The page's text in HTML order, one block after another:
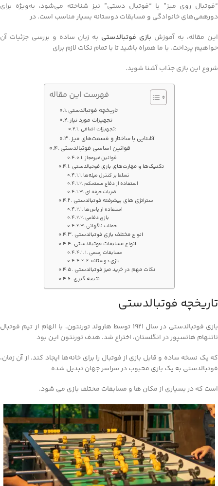
“فوتبال روی میز” یا “فوتبال دستی” نیز شناخته می‌شود، به‌ویژه برای
دورهمی‌های خانوادگی و مسابقات دوستانه بسیار مناسب است. در
این مقاله، به آموزش بازی فوتبالدستی به زبان ساده و بررسی جزئیات آن
خواهیم پرداخت. با ما همراه باشید تا با تمام نکات لازم برای
شروع این بازی جذاب آشنا شوید.
فهرست این مقاله
تاریخچه فوتبالدستی
تجهیزات مورد نیاز
تجهیزات اضافی:
آشنایی با ساختار و قسمت‌های میز
قوانین اساسی فوتبالدستی
قوانین غیرمجاز
تکنیک‌ها و مهارت‌های بازی فوتبالدستی
تسلط بر کنترل میله‌ها
استفاده از دفاع مستحکم
ضربات حرفه‌ ای
استراتژی‌ های پیشرفته فوتبالدستی
استفاده از پاس‌ها
بازی دفاعی
حملات ناگهانی
انواع مختلف بازی فوتبالدستی
انواع مسابقات فوتبالدستی
1. مسابقات رسمی
2. بازی دوستانه
نکات مهم در خرید میز فوتبالدستی
نتیجه‌ گیری
تاریخچه فوتبالدستی
بازی فوتبالدستی در سال 1921 توسط هارولد تورنتون، با الهام از تیم فوتبال
تاتنهام هاتسپور در انگلستان، اختراع شد. هدف تورنتون این بود
که یک نسخه ساده و قابل بازی از فوتبال را برای خانه‌ها ایجاد کند. از آن زمان،
فوتبالدستی به یک بازی محبوب در سراسر جهان تبدیل شده
است که در بسیاری از مکان‌ ها و مسابقات مختلف بازی می‌ شود.